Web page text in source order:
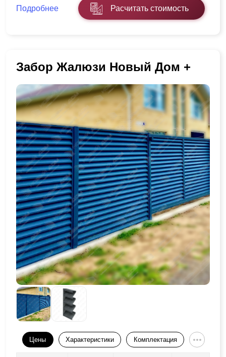
Подробнее Расчитать стоимость
Забор Жалюзи Новый Дом +
Цены Характеристики Комплектация